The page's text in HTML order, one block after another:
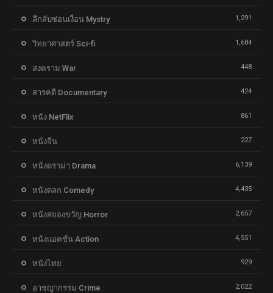
ลึกลับซ่อนเงื่อน Mystry 1,291
วิทยาศาสตร์ Sci-fi 1,684
สงคราม War 448
สารคดี Documentary 424
หนัง NetFlix 861
หนังจีน 227
หนังดราม่า Drama 6,139
หนังตลก Comedy 4,435
หนังสยองขวัญ Horror 2,657
หนังแอคชั่น Action 4,551
หนังไทย 929
อาชญากรรม Crime 2,022